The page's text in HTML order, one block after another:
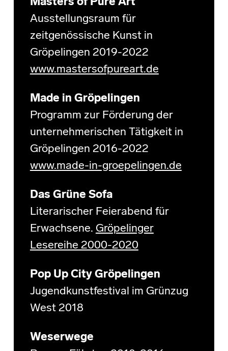
Masters of Pure Art
Ausstellungsraum für
zeitgenössische Kunst in
Gröpelingen 2019-2022
www.mastersofpureart.de
Made in Gröpelingen
Programm zur Förderung der
unternehmerischen Tätigkeit in
Gröpelingen 2016-2022
www.made-in-groepelingen.de
Das Grüne Sofa
Literarischer Feierabend für
Erwachsene. Gröpelinger
Lesereihe 2000-2020
Pop Up City Gröpelingen
Jugendkunstfestival im Grünzug
West 2018
Weserwege